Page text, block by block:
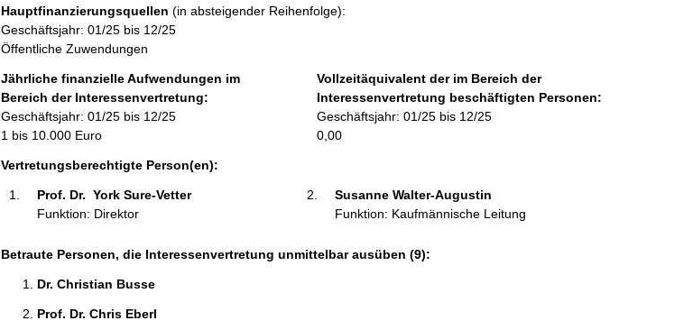
n
h
a
l
t
t
f
o
r
m
Hauptfinanzierungsquellen (in absteigender Reihenfolge):
Geschäftsjahr: 01/25 bis 12/25
Öffentliche Zuwendungen
Jährliche finanzielle Aufwendungen im
Bereich der Interessenvertretung:
Geschäftsjahr: 01/25 bis 12/25
1 bis 10.000 Euro
Vollzeitäquivalent der im Bereich der
Interessenvertretung beschäftigten Personen:
Geschäftsjahr: 01/25 bis 12/25
0,00
Vertretungsberechtigte Person(en):
Prof. Dr.  York Sure-Vetter
Funktion: Direktor
Susanne Walter-Augustin
Funktion: Kaufmännische Leitung
Betraute Personen, die Interessenvertretung unmittelbar ausüben (9):
Dr. Christian Busse
Prof. Dr. Chris Eberl